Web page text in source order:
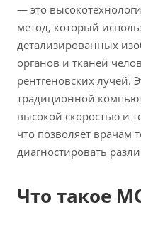
— это
метод, который
детализированных
органов и тканей
рентгеновских лучей.
традиционной
высокой скоростью и
что позволяет врачам
диагностировать
Что такое